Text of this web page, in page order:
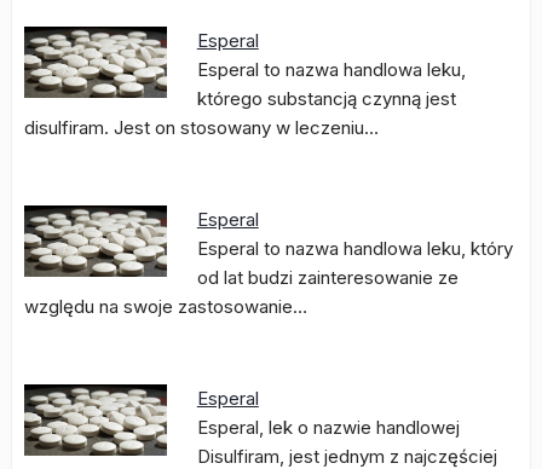
Esperal
Esperal to nazwa handlowa leku,
którego substancją czynną jest
disulfiram. Jest on stosowany w leczeniu…
Esperal
Esperal to nazwa handlowa leku, który
od lat budzi zainteresowanie ze
względu na swoje zastosowanie…
Esperal
Esperal, lek o nazwie handlowej
Disulfiram, jest jednym z najczęściej